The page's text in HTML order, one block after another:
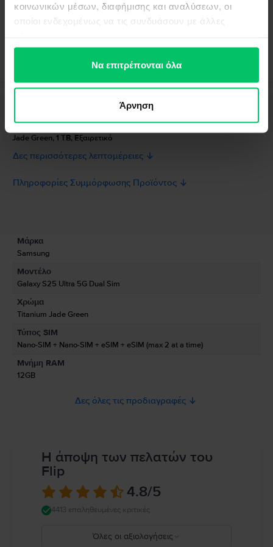
κοινωνικών μέσων, διαφήμισης και αναλύσεων, οι
οποίοι ενδεχομένως να τις συνδυάσουν με άλλες
έχουν συλλέξει σε σχέση με την από μέρους σας χρήση
των υπηρεσιών τους.Να επιτρέπονται όλα
Άρνηση
Κινητό τηλέφωνο Samsung Galaxy S25 Ultra 5G Dual Sim, Titanium
Jade Green, 1 TB, Εξαιρετικό
Δες περισσότερες λεπτομέρειες
Πληροφορίες Συμμόρφωσης Προϊόντος
Πληροφορίες Ασφάλειας Προϊόντος
Πληροφορίες σχετικά με τις προειδοποιήσεις ασφαλείας που αφορούν
το προϊόν.
Μάρκα
Samsung
Μοντέλο
Galaxy S25 Ultra 5G Dual Sim
Χρώμα
Titanium Jade Green
Τύπος SIM
Nano-SIM + Nano-SIM + eSIM + eSIM (max 2 at a time)
Μνήμη RAM
12GB
Δες όλες τις προδιαγραφές
Η άποψη των πελατών του
Flip
4.8/5
4413 επαληθευμένες κριτικές
Όλες οι αξιολογήσεις